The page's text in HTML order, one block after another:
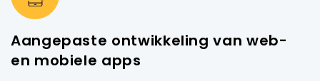
Aangepaste ontwikkeling van web-
en mobiele apps